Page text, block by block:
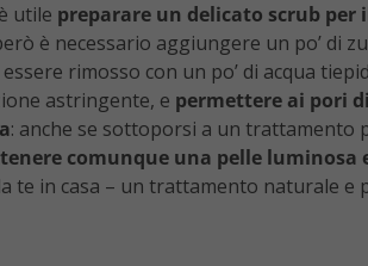
utile preparare un delicato scrub per
è necessario aggiungere un po’ di
rimosso con un po’ di acqua
astringente, e permettere ai pori
: anche se sottoporsi a un trattamento
comunque una pelle luminosa
te in casa – un trattamento naturale e